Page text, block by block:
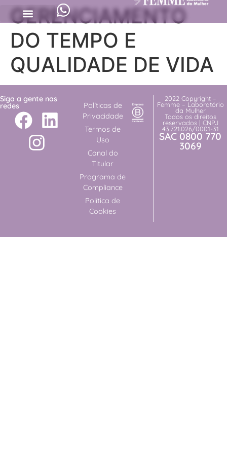
GERENCIAMENTO
DO TEMPO E
QUALIDADE DE VIDA
Siga a gente nas
redes
Políticas de
Privacidade
Termos de
Uso
Canal do
Titular
Programa de
Compliance
Política de
Cookies
2022 Copyright –
Femme – Laboratório
da Mulher
Todos os direitos
reservados | CNPJ
43.721.026/0001-31
SAC 0800 770
3069